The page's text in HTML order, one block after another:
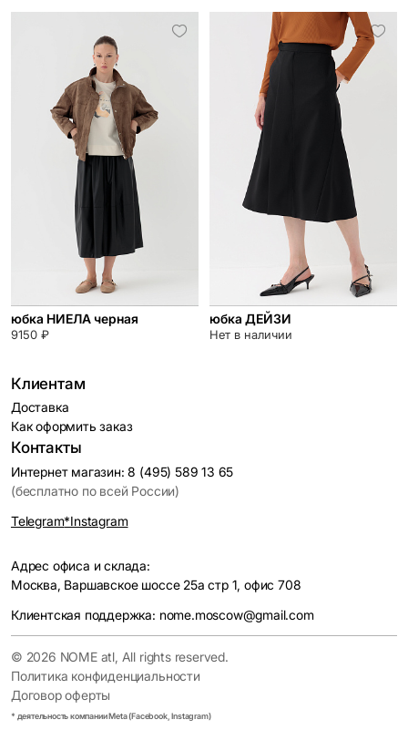
юбка НИЕЛА черная
9150 ₽
юбка ДЕЙЗИ
Нет в наличии
Клиентам
Доставка
Как оформить заказ
Контакты
Интернет магазин: 8 (495) 589 13 65
(бесплатно по всей России)
Telegram*Instagram
Адрес офиса и склада:
Москва, Варшавское шоссе 25а стр 1, офис 708
Клиентская поддержка: nome.moscow@gmail.com
© 2026 NOME atl, All rights reserved.
Политика конфиденциальности
Договор оферты
* деятельность компании Meta (Facebook, Instagram)